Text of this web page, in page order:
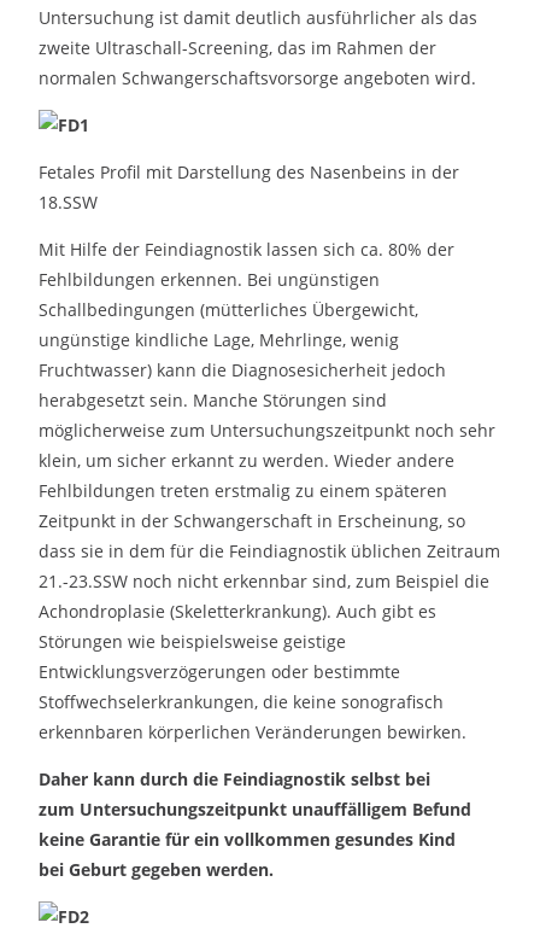
Untersuchung ist damit deutlich ausführlicher als das
zweite Ultraschall-Screening, das im Rahmen der
normalen Schwangerschaftsvorsorge angeboten wird.
Fetales Profil mit Darstellung des Nasenbeins in der
18.SSW
Mit Hilfe der Feindiagnostik lassen sich ca. 80% der
Fehlbildungen erkennen. Bei ungünstigen
Schallbedingungen (mütterliches Übergewicht,
ungünstige kindliche Lage, Mehrlinge, wenig
Fruchtwasser) kann die Diagnosesicherheit jedoch
herabgesetzt sein. Manche Störungen sind
möglicherweise zum Untersuchungszeitpunkt noch sehr
klein, um sicher erkannt zu werden. Wieder andere
Fehlbildungen treten erstmalig zu einem späteren
Zeitpunkt in der Schwangerschaft in Erscheinung, so
dass sie in dem für die Feindiagnostik üblichen Zeitraum
21.-23.SSW noch nicht erkennbar sind, zum Beispiel die
Achondroplasie (Skeletterkrankung). Auch gibt es
Störungen wie beispielsweise geistige
Entwicklungsverzögerungen oder bestimmte
Stoffwechselerkrankungen, die keine sonografisch
erkennbaren körperlichen Veränderungen bewirken.
Daher kann durch die Feindiagnostik selbst bei
zum Untersuchungszeitpunkt unauffälligem Befund
keine Garantie für ein vollkommen gesundes Kind
bei Geburt gegeben werden.